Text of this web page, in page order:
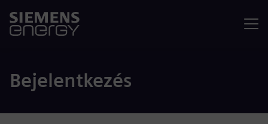
Bejelentkezés